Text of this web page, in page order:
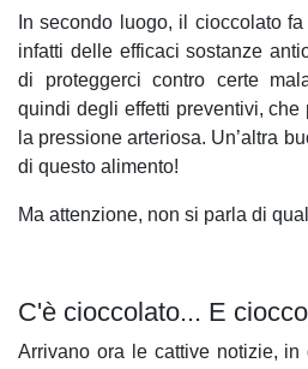
In secondo luogo, il cioccolato
infatti delle efficaci sostanze
di proteggerci contro certe
quindi degli effetti preventivi, che
la pressione arteriosa. Un’altra
di questo alimento!
Ma attenzione, non si parla di
C'è cioccolato... E
Arrivano ora le cattive notizie,